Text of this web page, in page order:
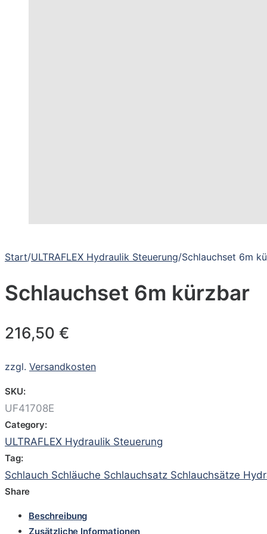
Start/ULTRAFLEX Hydraulik Steuerung/Schlauchset 6m
Schlauchset 6m kürzbar
216,50 €
zzgl. Versandkosten
SKU:
UF41708E
Category:
ULTRAFLEX Hydraulik Steuerung
Tag:
Schlauch Schläuche Schlauchsatz Schlauchsätze
Share
Beschreibung
Zusätzliche Informationen